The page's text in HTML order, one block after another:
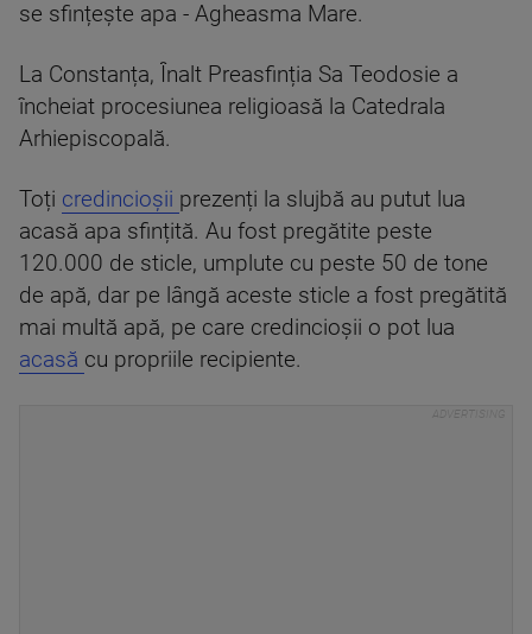
se sfințește apa - Agheasma Mare.
La Constanța, Înalt Preasfinția Sa Teodosie a
încheiat procesiunea religioasă la Catedrala
Arhiepiscopală.
Toți credincioșii prezenți la slujbă au putut lua
acasă apa sfințită. Au fost pregătite peste
120.000 de sticle, umplute cu peste 50 de tone
de apă, dar pe lângă aceste sticle a fost pregătită
mai multă apă, pe care credincioșii o pot lua
acasă cu propriile recipiente.